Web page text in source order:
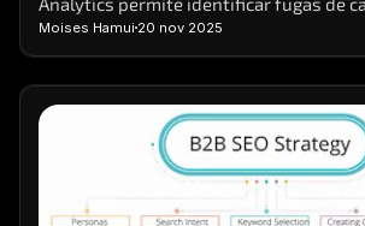
decisiones y reforzar estrategias
estos datos facilita anticipar
y mejorar márgenes sin aumentar
comparativos avanzados, herramientas
Intelligence complementan la
visión más precisa del rendimiento.
Moises Hamui 20 nov 2025